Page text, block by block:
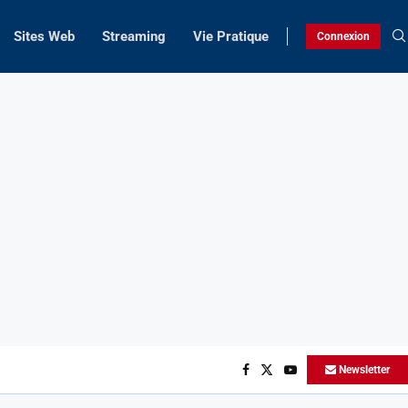
Sites Web Streaming Vie Pratique Connexion
Newsletter